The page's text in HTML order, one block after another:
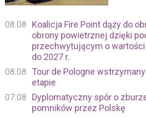
08.08
Koalicja Fire Point dąży do
obrony powietrznej dzięki
przechwytującym o
do 2027 r.
08.08
Tour de Pologne
etapie
07.08
Dyplomatyczny spór o
pomników przez Polskę